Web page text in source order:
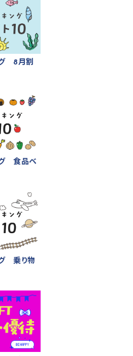
グ 8月割
グ 食品ベ
乗り物